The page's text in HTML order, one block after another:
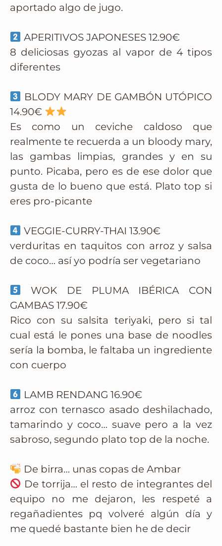
aportado algo de jugo.
APERITIVOS JAPONESES 12.90€
8 deliciosas gyozas al vapor de 4 tipos
diferentes
BLODY MARY DE GAMBÓN UTÓPICO
14.90€
Es como un ceviche caldoso que
realmente te recuerda a un bloody mary,
las gambas limpias, grandes y en su
punto. Picaba, pero es de ese dolor que
gusta de lo bueno que está. Plato top si
eres pro-picante
VEGGIE-CURRY-THAI 13.90€
verduritas en taquitos con arroz y salsa
de coco… así yo podría ser vegetariano
WOK DE PLUMA IBÉRICA CON
GAMBAS 17.90€
Rico con su salsita teriyaki, pero si tal
cual está le pones una base de noodles
sería la bomba, le faltaba un ingrediente
con cuerpo
LAMB RENDANG 16.90€
arroz con ternasco asado deshilachado,
tamarindo y coco… suave pero a la vez
sabroso, segundo plato top de la noche.
De birra… unas copas de Ambar
De torrija… el resto de integrantes del
equipo no me dejaron, les respeté a
regañadientes pq volveré algún día y
me quedé bastante bien he de decir